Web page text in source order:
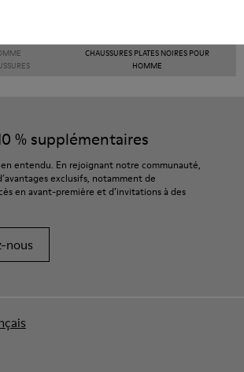
CHAUSSURES PLATES NOIRES POUR
HOMME
% supplémentaires
entendu. En rejoignant notre communauté,
exclusifs, notamment de
en avant-première et d’invitations à des
nous